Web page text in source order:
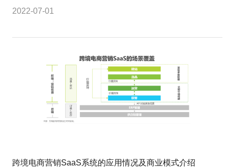
2022-07-01
跨境电商营销SaaS系统的应用情况及商业模式介绍